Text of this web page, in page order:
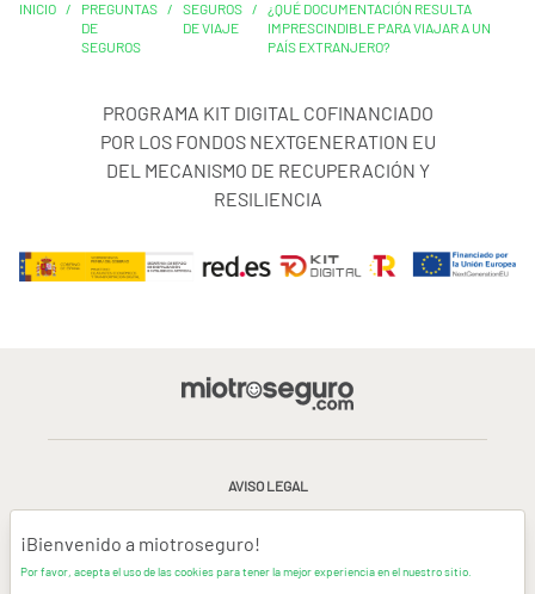
INICIO /
PREGUNTAS
DE
SEGUROS
/
SEGUROS
DE VIAJE
/
¿QUÉ DOCUMENTACIÓN RESULTA
IMPRESCINDIBLE PARA VIAJAR A UN
PAÍS EXTRANJERO?
PROGRAMA KIT DIGITAL COFINANCIADO
POR LOS FONDOS NEXTGENERATION EU
DEL MECANISMO DE RECUPERACIÓN Y
RESILIENCIA
AVISO LEGAL
CONDICIONES GENERALES DE USO
¡Bienvenido a miotroseguro!
Por favor, acepta el uso de las cookies para tener la mejor experiencia en el nuestro sitio.